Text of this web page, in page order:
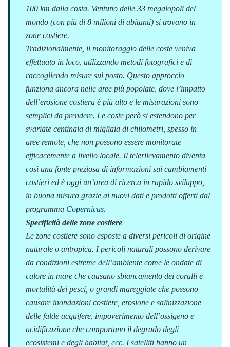
100 km dalla costa. Ventuno delle 33 megalopoli del
mondo (con più di 8 milioni di abitanti) si trovano in
zone costiere.
Tradizionalmente, il monitoraggio delle coste veniva
effettuato in loco, utilizzando metodi fotografici e di
raccogliendo misure sul posto. Questo approccio
funziona ancora nelle aree più popolate, dove l’impatto
dell’erosione costiera è più alto e le misurazioni sono
semplici da prendere. Le coste però si estendono per
svariate centinaia di migliaia di chilometri, spesso in
aree remote, che non possono essere monitorate
efficacemente a livello locale. Il telerilevamento diventa
così una fonte preziosa di informazioni sui cambiamenti
costieri ed è oggi un’area di ricerca in rapido sviluppo,
in buona misura grazie ai nuovi dati e prodotti offerti dal
programma Copernicus.
Specificità delle zone costiere
Le zone costiere sono esposte a diversi pericoli di origine
naturale o antropica. I pericoli naturali possono derivare
da condizioni estreme dell’ambiente come le ondate di
calore in mare che causano sbiancamento dei coralli e
mortalità dei pesci, o grandi mareggiate che possono
causare inondazioni costiere, erosione e salinizzazione
delle falde acquifere, impoverimento dell’ossigeno e
acidificazione che comportano il degrado degli
ecosistemi e degli habitat, ecc. I satelliti hanno un